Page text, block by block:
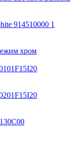
914510000 1
хром